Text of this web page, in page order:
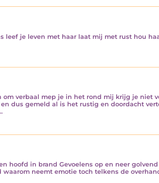
leef je leven met haar laat mij met rust hou
verbaal mep je in het rond mij krijg je niet
dus gemeld al is het rustig en doordacht
hoofd in brand Gevoelens op en neer
neemt emotie toch telkens de